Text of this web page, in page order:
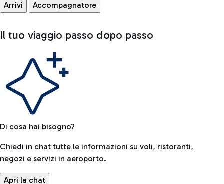
Arrivi Accompagnatore
Il tuo viaggio passo dopo passo
Di cosa hai bisogno?
Chiedi in chat tutte le informazioni su voli, ristoranti,
negozi e servizi in aeroporto.
Apri la chat